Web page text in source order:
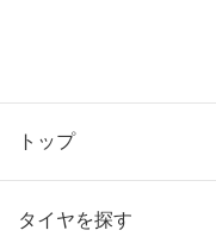
トップ
タイヤを探す